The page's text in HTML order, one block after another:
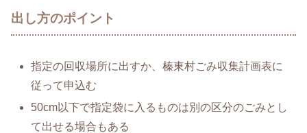
出し方のポイント
指定の回収場所に出すか、榛東村ごみ収集計画表に
従って申込む
50cm以下で指定袋に入るものは別の区分のごみとし
て出せる場合もある